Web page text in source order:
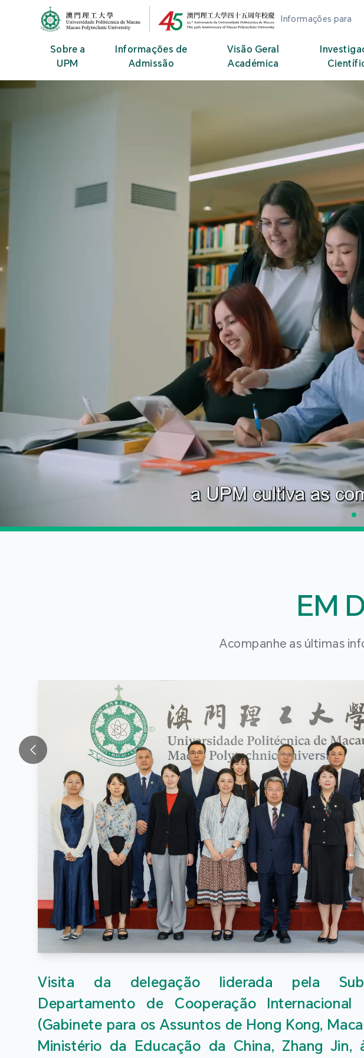
MPU Logo
Informações para
Sobre a
UPM
Informações de
Admissão
Visão Geral
Académica
EM
Acompanhe as últimas
Visita da delegação liderada pela
Departamento de Cooperação Internacional
(Gabinete para os Assuntos de Hong Kong,
Ministério da Educação da China, Zhang Jin,